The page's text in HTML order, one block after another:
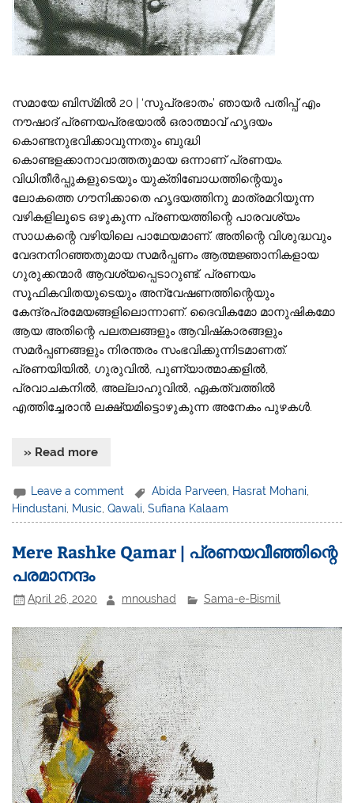
സമായേ ബിസ്‌മിൽ 20 | ‘സുപ്രഭാതം’ ഞായർ പതിപ്പ് എം
നൗഷാദ് പ്രണയപ്രഭയാൽ ഒരാത്മാവ് ഹൃദയം
കൊണ്ടനുഭവിക്കാവുന്നതും ബുദ്ധി
കൊണ്ടളക്കാനാവാത്തതുമായ ഒന്നാണ് പ്രണയം.
വിധിതീർപ്പുകളുടെയും യുക്തിബോധത്തിന്റെയും
ലോകത്തെ ഗൗനിക്കാതെ ഹൃദയത്തിനു മാത്രമറിയുന്ന
വഴികളിലൂടെ ഒഴുകുന്ന പ്രണയത്തിന്റെ പാരവശ്യം
സാധകന്റെ വഴിയിലെ പാഥേയമാണ്. അതിന്റെ വിശുദ്ധവും
വേദനനിറഞ്ഞതുമായ സമർപ്പണം ആത്മജ്ഞാനികളായ
ഗുരുക്കന്മാർ ആവശ്യപ്പെടാറുണ്ട്. പ്രണയം
സൂഫികവിതയുടെയും അന്വേഷണത്തിന്റെയും
കേന്ദ്രപ്രമേയങ്ങളിലൊന്നാണ്. ദൈവികമോ മാനുഷികമോ
ആയ അതിന്റെ പലതലങ്ങളും ആവിഷ്‌കാരങ്ങളും
സമർപ്പണങ്ങളും നിരന്തരം സംഭവിക്കുന്നിടമാണത്.
പ്രണയിയിൽ, ഗുരുവിൽ, പുണ്യാത്മാക്കളിൽ,
പ്രവാചകനിൽ, അല്ലാഹുവിൽ, ഏകത്വത്തിൽ
എത്തിച്ചേരാൻ ലക്ഷ്യമിട്ടൊഴുകുന്ന അനേകം പുഴകൾ.
» Read more
Leave a comment Abida Parveen, Hasrat Mohani,
Hindustani
Music ,Qawali ,Sufiana Kalaam
Mere Rashke Qamar | പ്രണയവീഞ്ഞിന്റെ
പരമാനന്ദം
April 26, 2020 mnoushad Sama-e-Bismil